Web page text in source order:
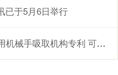
已于5月6日举行
利 可对不同规格的PCB板进行吸取